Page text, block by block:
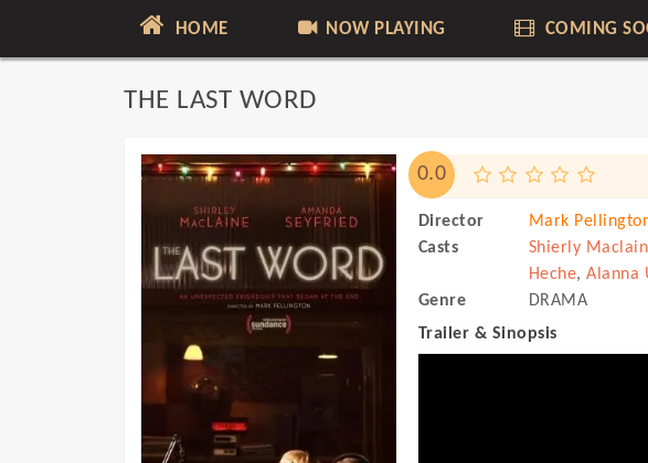
HOME NOW PLAYING COMING
THE LAST WORD
0.0
Director
Mark
Casts
Shierly
Heche, Alanna
Genre
DRAMA
Trailer & Sinopsis